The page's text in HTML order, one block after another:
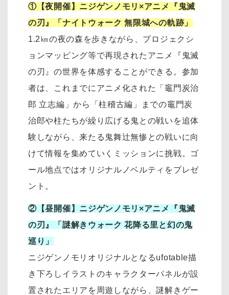
①【夜開催】ニジゲンノモリ×アニメ『鬼滅
の刃』「ナイトウォーク 無限城への軌跡」
1.2㎞の夜の森を歩きながら、プロジェクシ
ョンマッピング等で再現されたアニメ『鬼滅
の刃』の世界を体感することができる。参加
者は、これまでにアニメ化された「竈門炭治
郎 立志編」から「柱稽古編」までの竈門炭
治郎や柱たちが繰り広げる鬼との戦いを追体
験しながら、来たる鬼舞辻󠄀無惨との戦いに向
けて情報を集めていくミッションに挑戦。ゴ
ール地点ではオリジナルノベルティをプレゼ
ント。
②【昼開催】ニジゲンノモリ×アニメ『鬼滅
の刃』「謎解きウォーク 花降る里と幻の鬼
巡り」
ニジゲンノモリオリジナルとなるufotable描
き下ろしイラストのキャラクターパネルが設
置されたエリアを周遊しながら、謎解きゲー